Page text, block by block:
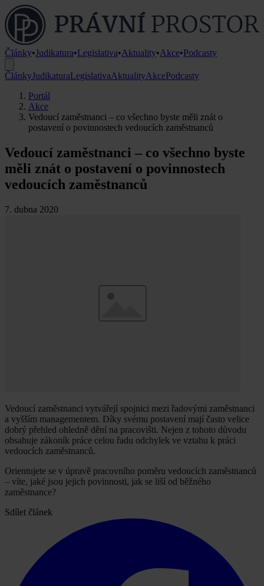
Články•Judikatura•Legislativa•Aktuality•Akce•Podcasty
ČlánkyJudikaturaLegislativaAktualityAkcePodcasty
Portál
Akce
Vedoucí zaměstnanci – co všechno byste měli znát o
postavení o povinnostech vedoucích zaměstnanců
Vedoucí zaměstnanci – co všechno byste
měli znát o postavení o povinnostech
vedoucích zaměstnanců
7. dubna 2020
Vedoucí zaměstnanci vytvářejí spojnici mezi řadovými zaměstnanci
a vyšším managementem. Díky svému postavení mají často velice
dobrý přehled ohledně dění na pracovišti. Nejen z tohoto důvodu
obsahuje zákoník práce celou řadu odchylek ve vztahu k práci
vedoucích zaměstnanců.
Orientujete se v úpravě pracovního poměru vedoucích zaměstnanců
– víte, jaké jsou jejich povinnosti, jak se liší od běžného
zaměstnance?
Sdílet článek